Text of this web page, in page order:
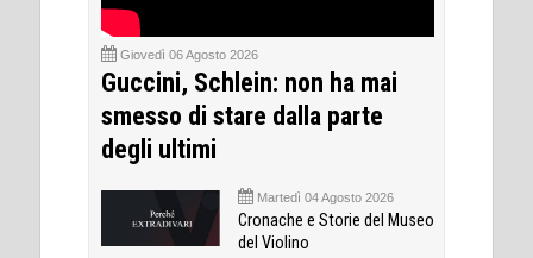
Giovedì 06 Agosto 2026
Guccini, Schlein: non ha mai
smesso di stare dalla parte
degli ultimi
Martedì 04 Agosto 2026
Cronache e Storie del Museo
del Violino